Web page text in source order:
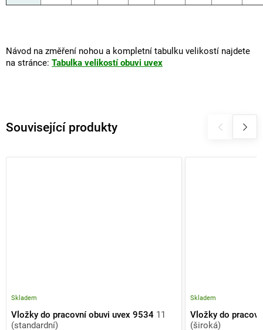
Související produkty
Vložky do pracovní obuvi uvex 9534 11
(standardní)
Skladem
Vložky do
(široká)
Skladem
Návod na změření nohou a kompletní tabulku velikostí najdete
na stránce: Tabulka velikostí obuvi uvex